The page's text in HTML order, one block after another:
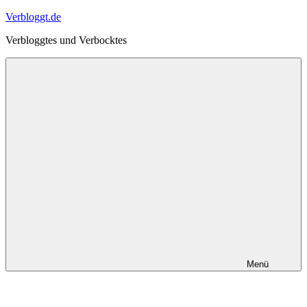
Zum
springen
Verbloggt.de
Verbloggtes und Verbocktes
Menü